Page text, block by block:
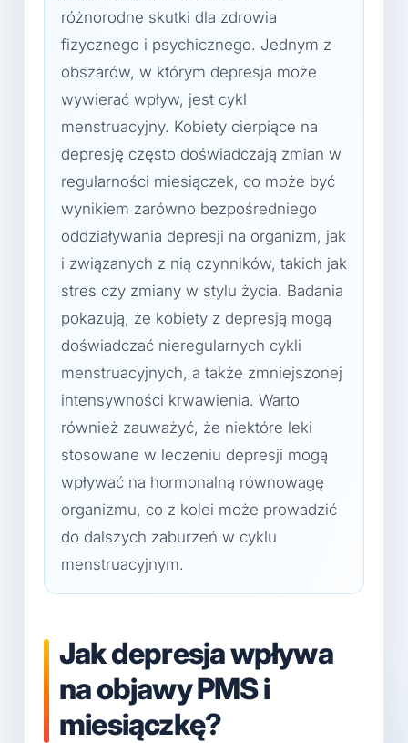
różnorodne skutki dla zdrowia
fizycznego i psychicznego. Jednym z
obszarów, w którym depresja może
wywierać wpływ, jest cykl
menstruacyjny. Kobiety cierpiące na
depresję często doświadczają zmian w
regularności miesiączek, co może być
wynikiem zarówno bezpośredniego
oddziaływania depresji na organizm, jak
i związanych z nią czynników, takich jak
stres czy zmiany w stylu życia. Badania
pokazują, że kobiety z depresją mogą
doświadczać nieregularnych cykli
menstruacyjnych, a także zmniejszonej
intensywności krwawienia. Warto
również zauważyć, że niektóre leki
stosowane w leczeniu depresji mogą
wpływać na hormonalną równowagę
organizmu, co z kolei może prowadzić
do dalszych zaburzeń w cyklu
menstruacyjnym.
Jak depresja wpływa
na objawy PMS i
miesiączkę?